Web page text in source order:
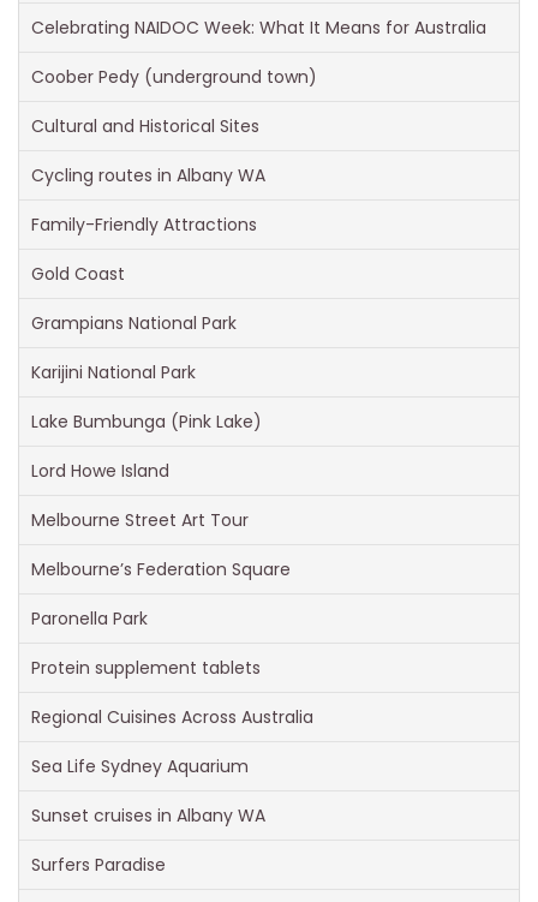
Celebrating NAIDOC Week: What It Means for Australia
Coober Pedy (underground town)
Cultural and Historical Sites
Cycling routes in Albany WA
Family-Friendly Attractions
Gold Coast
Grampians National Park
Karijini National Park
Lake Bumbunga (Pink Lake)
Lord Howe Island
Melbourne Street Art Tour
Melbourne’s Federation Square
Paronella Park
Protein supplement tablets
Regional Cuisines Across Australia
Sea Life Sydney Aquarium
Sunset cruises in Albany WA
Surfers Paradise